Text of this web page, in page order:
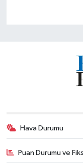
Hava Durumu
Puan Durumu ve